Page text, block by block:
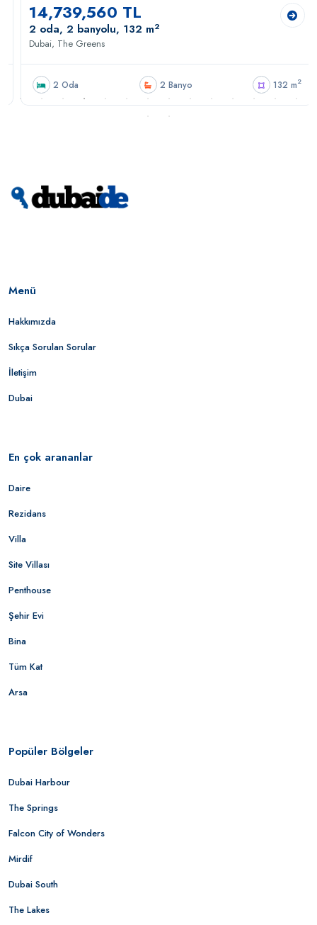
14,739,560 TL
2 oda, 2 banyolu, 132 m 2
Dubai, The Greens
2 Oda 2 Banyo 132 m
Menü
Hakkımızda
Sıkça Sorulan Sorular
İletişim
Dubai
En çok arananlar
Daire
Rezidans
Villa
Site Villası
Penthouse
Şehir Evi
Bina
Tüm Kat
Arsa
Popüler Bölgeler
Dubai Harbour
The Springs
Falcon City of Wonders
Mirdif
Dubai South
The Lakes